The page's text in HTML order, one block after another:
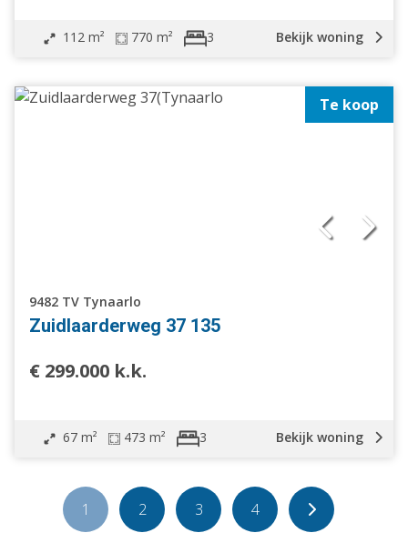
112 m² 770 m² 3 Bekijk woning
Te koop
9482 TV Tynaarlo
Zuidlaarderweg 37 135
€ 299.000 k.k.
67 m² 473 m² 3 Bekijk woning
1 2 3 4